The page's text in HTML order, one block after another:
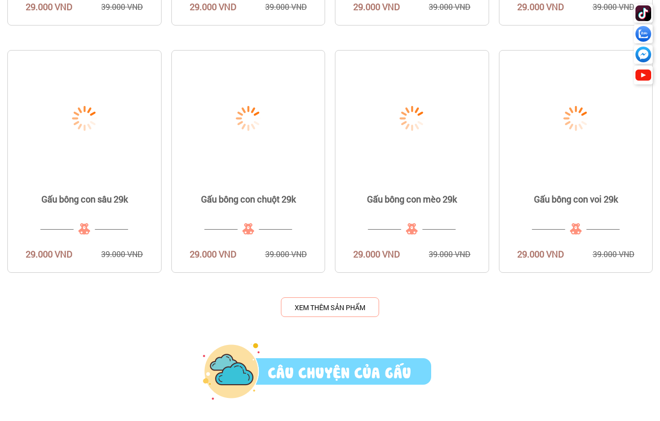
29.000 VND 39.000 VND 29.000 VND 39.000 VND 29.000 VND 39.000 VND 29.000 VND 39.000 VND
Gấu bông con sâu 29k
29.000 VND 39.000 VND
Gấu bông con chuột 29k
29.000 VND 39.000 VND
Gấu bông con mèo 29k
29.000 VND 39.000 VND
Gấu bông con voi 29k
29.000 VND 39.000 VND
XEM THÊM SẢN PHẨM
CÂU CHUYỆN CỦA GẤU